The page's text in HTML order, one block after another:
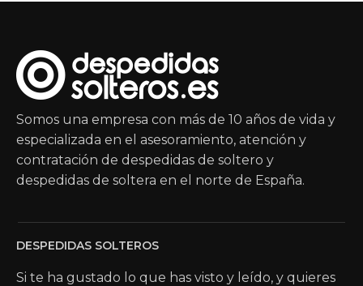
Somos una empresa con más de 10 años de vida y
especializada en el asesoramiento, atención y
contratación de despedidas de soltero y
despedidas de soltera en el norte de España.
DESPEDIDAS SOLTEROS
Si te ha gustado lo que has visto y leído, y quieres